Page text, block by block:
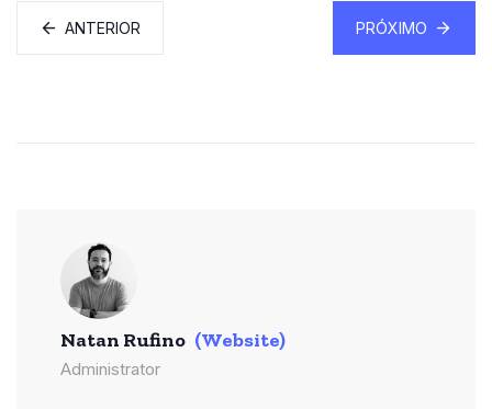
ANTERIOR PRÓXIMO
Natan Rufino (Website)
Administrator